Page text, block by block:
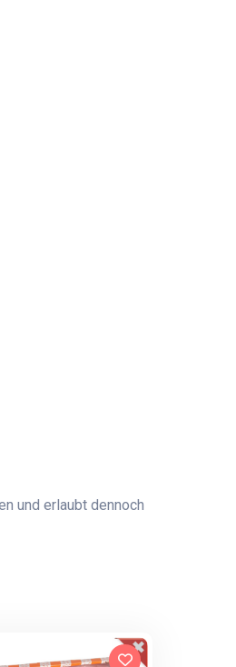
und erlaubt dennoch